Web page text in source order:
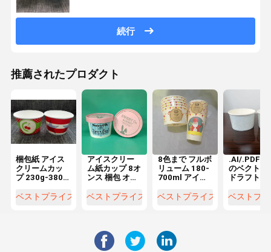
続行
推薦されたプロダクト
梱包紙 アイス
クリームカッ
プ 230g-380g
された梱包方
ベストプライス
アイスクリー
ム紙カップ 8オ
ンス 梱包 オー
包方法 受け入
ベストプライス
8色まで フルボ
リューム 180-
700ml アイス
ップ
ベストプライス
.AI/.PDF形
のベクトル
ドラフト
ムカップ
ベストプ